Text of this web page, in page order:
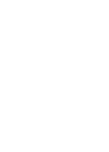
El Málaga sale de La
aeropuerto, donde lo
directo a Gran
by Tigotán, situado